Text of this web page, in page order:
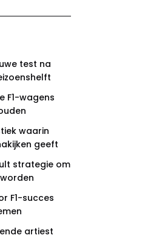
test na
F1-wagens
waarin
geeft
strategie om
F1-succes
artiest